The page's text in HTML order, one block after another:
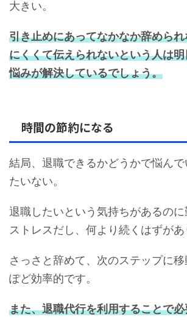
大きい。
引き止めにあってなかなか辞めら
にくくて伝えられないという人は
悩みが解決しているでしょう。
時間の節約になる
結局、退職できるかどうかで悩ん
たいない。
退職したいという気持ちがあるの
ストレスだし、何より続くはずがあ
さっさと辞めて、次のステップに
ぽど効率的です。
また、退職代行を利用することで